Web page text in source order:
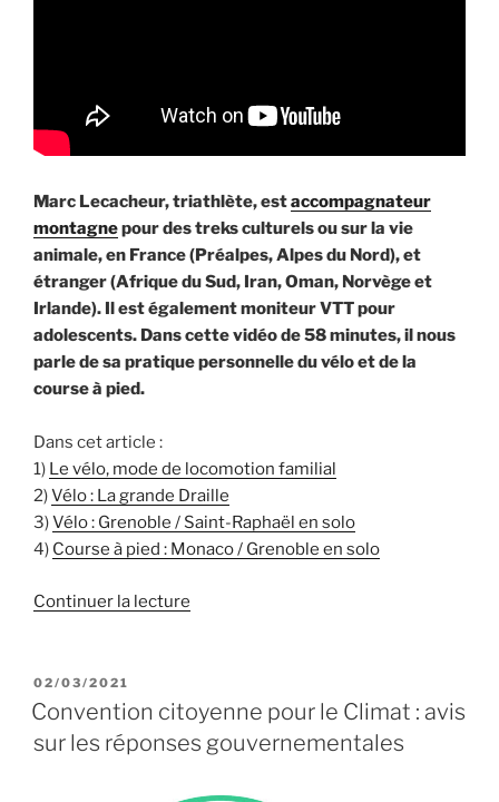
Marc Lecacheur, triathlète, estaccompagnateur
montagnepour des treks culturels ou sur la vie
animale, en France (Préalpes, Alpes du Nord), et
étranger (Afrique du Sud, Iran, Oman, Norvège et
Irlande). Il est également moniteur VTT pour
adolescents. Dans cette vidéo de 58 minutes, il nous
parle de sa pratique personnelle du vélo et de la
course à pied.
Dans cet article :
1) Le vélo, mode de locomotion familial
2)Vélo : La grande Draille
3)Vélo : Grenoble / Saint-Raphaël en solo
4) Course à pied : Monaco / Grenoble en solo
Continuer la lecture
:
entretien
avec
PUBLIÉ
LE
02/03/2021
Convention citoyenne pour le Climat : avis
sur les réponses gouvernementales